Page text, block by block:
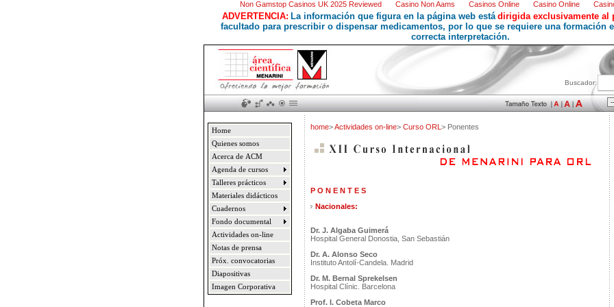
Non Gamstop Casinos UK 2025 Reviewed Casino Non Aams Casinos Online Casino Online
ADVERTENCIA: La información que figura en la página web está dirigida exclusivamente al
facultado para prescribir o dispensar medicamentos, por lo que se requiere una formación
correcta interpretación.
Buscador:
Home
Quienes somos
Acerca de ACM
Agenda de cursos
Talleres prácticos
Materiales didácticos
Cuadernos
Fondo documental
Actividades on-line
Notas de prensa
Próx. convocatorias
Diapositivas
Imagen Corporativa
home>Actividades on-line> Curso ORL > Ponentes
P O N E N T E S
Nacionales:
Dr. J. Algaba Guimerá
Hospital General Donostia, San Sebastián
Dr. A. Alonso Seco
Instituto Antolí-Candela. Madrid
Dr. M. Bernal Sprekelsen
Hospital Clínic. Barcelona
Prof. I. Cobeta Marco